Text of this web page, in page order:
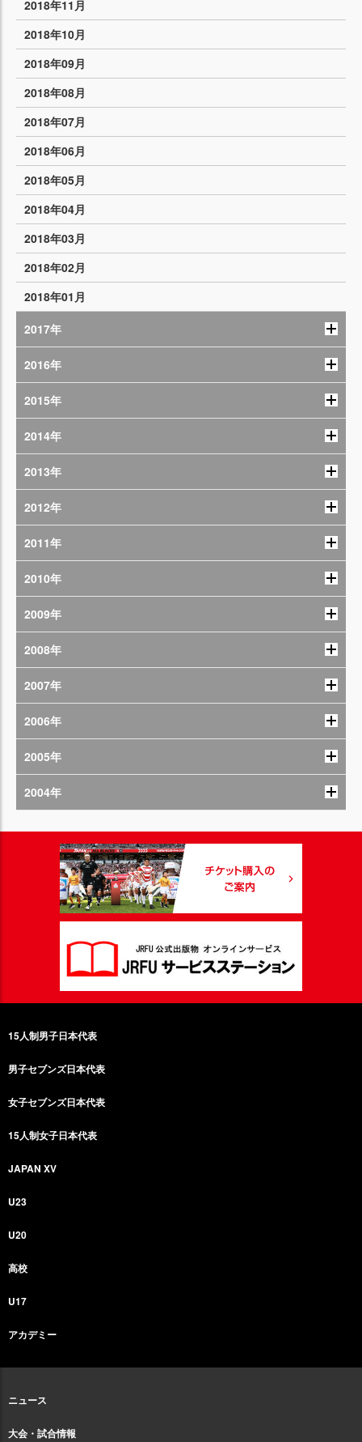
2018年11月
2018年10月
2018年09月
2018年08月
2018年07月
2018年06月
2018年05月
2018年04月
2018年03月
2018年02月
2018年01月
2017年
2016年
2015年
2014年
2013年
2012年
2011年
2010年
2009年
2008年
2007年
2006年
2005年
2004年
15人制男子日本代表
男子セブンズ日本代表
女子セブンズ日本代表
15人制女子日本代表
JAPAN XV
U23
U20
高校
U17
アカデミー
ニュース
大会・試合情報